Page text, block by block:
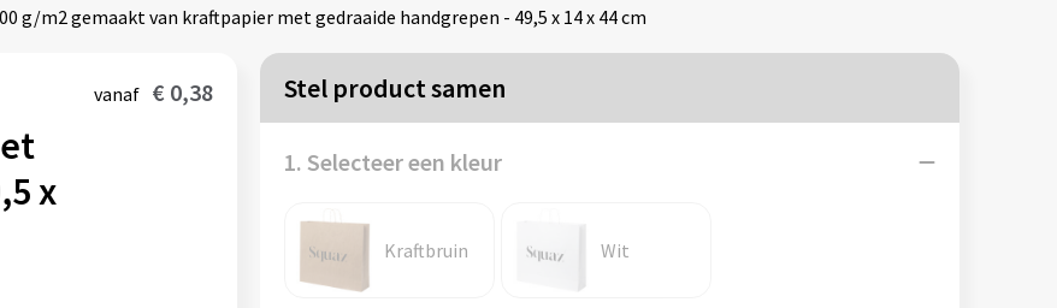
g/m2 gemaakt van kraftpapier met gedraaide handgrepen - 49,5 x 14 x 44 cm
x
vanaf € 0,38 Stel product samen
1. Selecteer een kleur
Kraftbruin Wit